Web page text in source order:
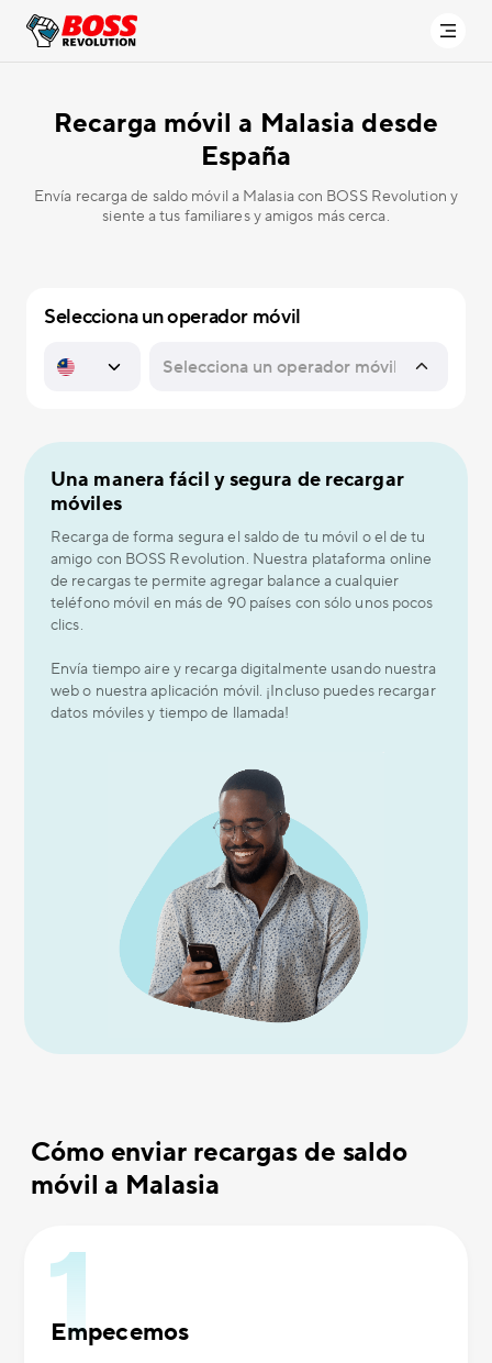
Recarga móvil a Malasia desde
España
Envía recarga de saldo móvil a Malasia con BOSS Revolution y
siente a tus familiares y amigos más cerca.
Selecciona un operador móvil
Una manera fácil y segura de recargar
móviles
Recarga de forma segura el saldo de tu móvil o el de tu
amigo con BOSS Revolution. Nuestra plataforma online
de recargas te permite agregar balance a cualquier
teléfono móvil en más de 90 países con sólo unos pocos
clics.
Envía tiempo aire y recarga digitalmente usando nuestra
web o nuestra aplicación móvil. ¡Incluso puedes recargar
datos móviles y tiempo de llamada!
Cómo enviar recargas de saldo
móvil a Malasia
Empecemos